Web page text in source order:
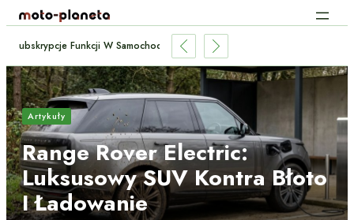
Subskrypcje Funkcji W Samochodach: Płacić Za Podgrzewane Fotele Co
Artykuły
Range Rover Electric:
Luksusowy SUV Kontra Błoto
I Ładowanie